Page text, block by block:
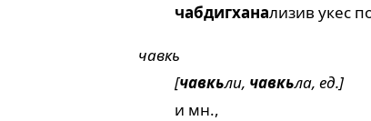
чабдигханализив укес
чавкь
[чавкьли, чавкьла, ед.]
и мн.,